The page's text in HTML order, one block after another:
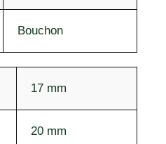
Bouchon
17 mm
20 mm